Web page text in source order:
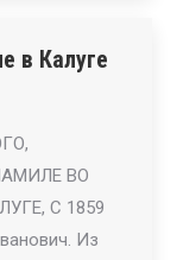
в Калуге
ВО
С 1859
Из